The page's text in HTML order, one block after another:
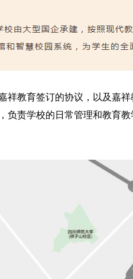
祥教育签订的协议，以及嘉
负责学校的日常管理和教育